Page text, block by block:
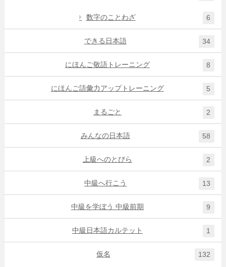
数字のことわざ 6
できる日本語 34
にほんご敬語トレーニング 8
にほんご語彙力アップトレーニング 5
まるごと 2
みんなの日本語 58
上級へのとびら 2
中級へ行こう 13
中級を学ぼう 中級前期 9
中級日本語カルテット 1
仮名 132